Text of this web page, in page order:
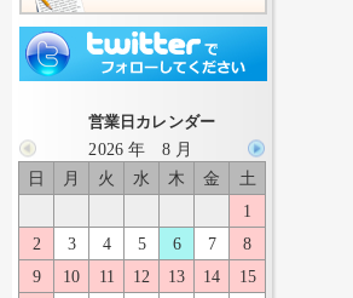
営業日カレンダー
2026 年 8 月
日
月 火 水 木 金
土
1
2
3 4 5 6 7
8
9
10 11 12 13 14
15